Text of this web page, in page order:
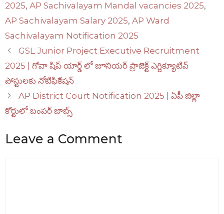
2025, AP Sachivalayam Mandal vacancies 2025,
AP Sachivalayam Salary 2025, AP Ward
Sachivalayam Notification 2025
GSL Junior Project Executive Recruitment
2025 | గోవా షిప్ యార్డ్ లో జూనియర్ ప్రాజెక్ట్ ఎగ్జిక్యూటివ్
పోస్టులకు నోటిఫికేషన్
AP District Court Notification 2025 | ఏపీ జిల్లా
కోర్టులో బంపర్ జాబ్స్
Leave a Comment